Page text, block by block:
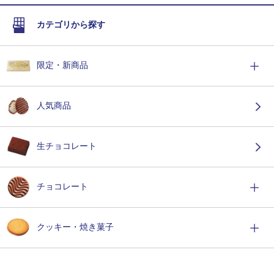
カテゴリから探す
限定・新商品
人気商品
生チョコレート
チョコレート
クッキー・焼き菓子